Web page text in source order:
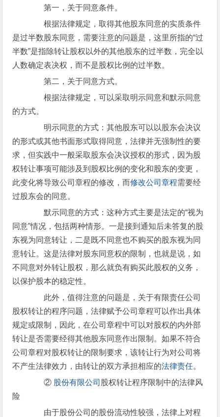
第一，关于同意条件。
根据法律规定，取得其他股东同意的实质条件
是过半数股东同意，需要注意的问题是，这里所指的“过
半数”是指除转让股权以外的其他股东的过半数，完全以
人数确定表决权，而不是股权比例的过半数。
第二，关于同意方式。
根据法律规定，可以采取明示同意和默示同意
的方式。
明示同意的方式：其他股东可以以股东会决议
的形式或其他书面形式取得同意，法律并无强制性的要
求，但实践中一般采取股东会决议授权的形式，因为股
权转让事项可能涉及到股权比例的变化和股东的变更，
此变化将导致公司章程的修改，而修改公司章程需要经
过股东会的同意。
默示同意的方式：这种方式主要是法定的“视为
同意”情况，包括两种情形。一是接到通知后未答复的股
东视为同意转让，二是既不同意也不购买的股东视为同
意转让。这是法律对股东同意权的限制，也就是说，如
不同意对外转让股权，那么就负有购买此股权的义务，
以保护股本的稳定性。
此外，值得注意的问题是，关于有限责任公司
股权转让的程序问题，法律赋予公司章程可以作出具体
规定或限制，因此，在公司章程中可以对股权的内外部
转让是否需要经得其他股东同意作出限制。如果不符合
公司章程对股权转让的限制要求，该转让行为对公司将
不产生法律效力，由转让的双方承担相应的法律责任。
② 股份有限公司 股权转让程序限制中的法律风
险
由于股份公司的股份流动性较强，法律上对程